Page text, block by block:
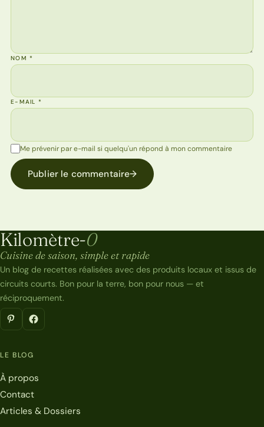
NOM*
E-MAIL*
Me prévenir par e-mail si quelqu'un répond à mon commentaire
Publier le commentaire→
Kilomètre-0
Kilomètre-0
Cuisine de saison, simple et rapide
Un blog de recettes réalisées avec des produits locaux et issus de
circuits courts. Bon pour la terre, bon pour nous — et
réciproquement.
LE BLOG
À propos
Contact
Articles & Dossiers